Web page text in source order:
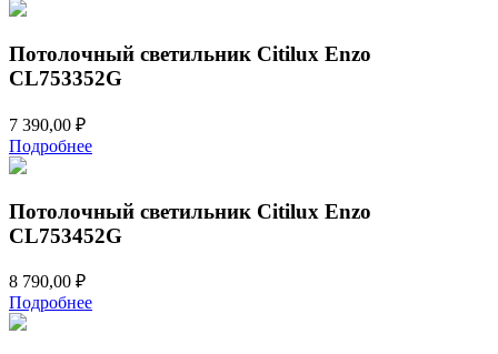
Потолочный светильник Citilux Enzo
CL753352G
7 390,00 ₽
Подробнее
Потолочный светильник Citilux Enzo
CL753452G
8 790,00 ₽
Подробнее